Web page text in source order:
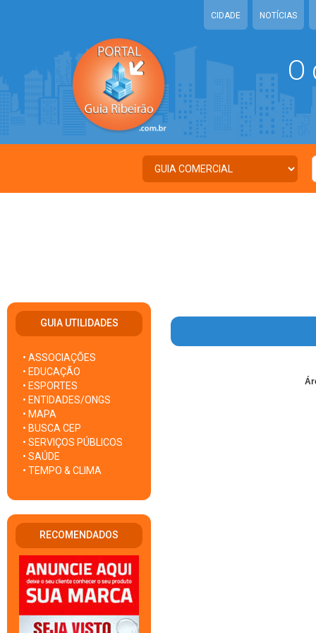
CIDADE NOTÍCIAS
O
GUIA UTILIDADES
• ASSOCIAÇÕES
• EDUCAÇÃO
• ESPORTES
• ENTIDADES/ONGS
• MAPA
• BUSCA CEP
• SERVIÇOS PÚBLICOS
• SAÚDE
• TEMPO & CLIMA
RECOMENDADOS